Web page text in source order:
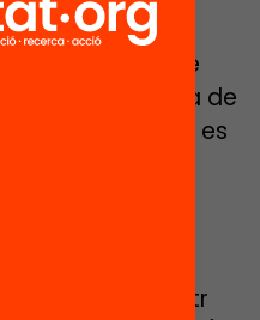
Si no hi ha una
vulnerable
ni es gestiona de
viva, ni es
la
calcular la
(escola) / estr